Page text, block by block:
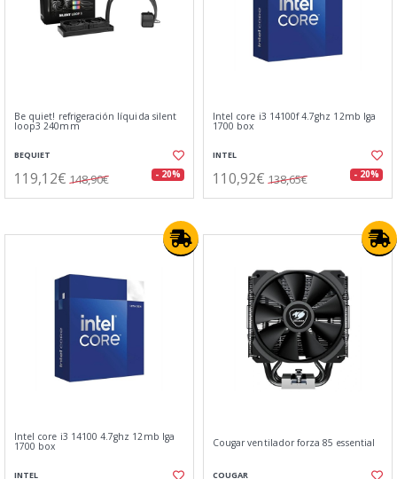
Be quiet! refrigeración líquida silent
loop3 240mm
BEQUIET
119,12€ 148,90€ - 20%
Intel core i3 14100f 4.7ghz 12mb lga
1700 box
INTEL
110,92€ 138,65€ - 20%
Intel core i3 14100 4.7ghz 12mb lga
1700 box
INTEL
Cougar ventilador forza 85 essential
COUGAR